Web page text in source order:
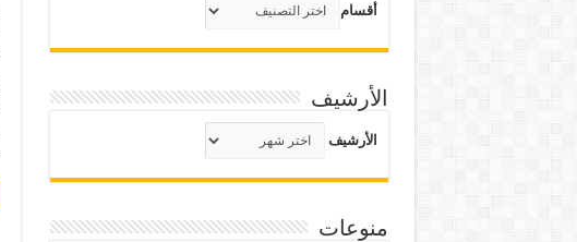
أقسام
الأرشيف
الأرشيف
منوعات